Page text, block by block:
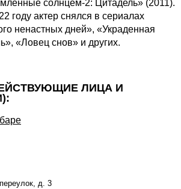
солнцем-2: Цитадель» (2011).
году актер снялся в сериалах
ненастных дней», «Украденная
«Ловец снов» и других.
ЛИЦА И
д. 3